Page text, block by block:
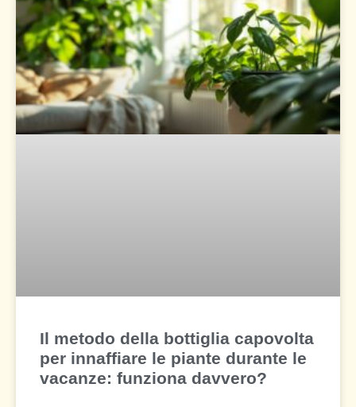
Il metodo della bottiglia capovolta
per innaffiare le piante durante le
vacanze: funziona davvero?